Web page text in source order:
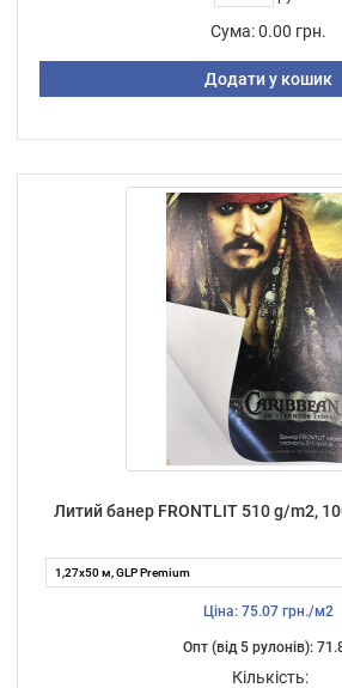
Сума: 0.00 грн.
Додати у кошик
Литий банер FRONTLIT 510 g/m2,
Ціна: 75.07 грн./м2
Опт (від 5 рулонів):
Кількість: